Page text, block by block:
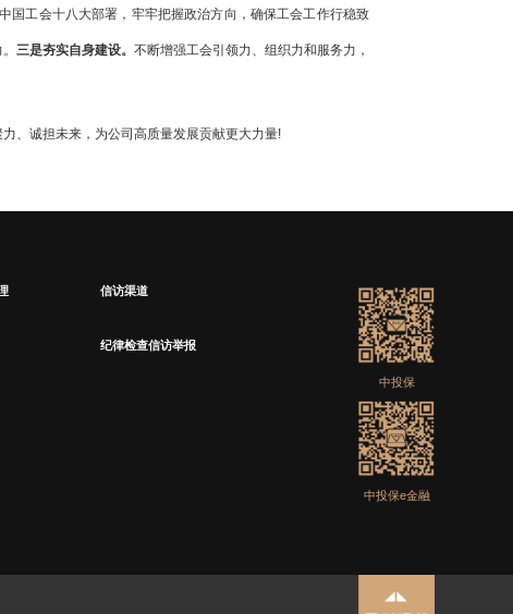
国工会十八大部署，牢牢把握政治方向，确保工会工作行稳致
三是夯实自身建设。 不断增强工会引领力、组织力和服务力，
、诚担未来，为公司高质量发展贡献更大力量!
信访渠道
纪律检查信访举报
中投保
中投保e金融